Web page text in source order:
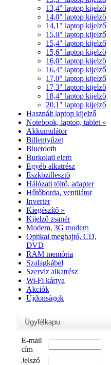
13,4" laptop kijelző
14,0" laptop kijelző
14,1" laptop kijelző
15,0" laptop kijelző
15,4" laptop kijelző
15,6" laptop kijelző
16,0" laptop kijelző
16,4" laptop kijelző
17,0" laptop kijelző
17,3" laptop kijelző
18,4" laptop kijelző
20,1" laptop kijelző
Használt laptop kijelző
Notebook, laptop, tablet »
Akkumulátor
Billentyűzet
Bluetooth
Burkolati elem
Egyéb alkatrész
Eszközillesztő
Hálózati töltő, adapter
Hűtőborda, ventilátor
Inverter
Kiegészítő »
Kijelző zsanér
Modem, 3G modem
Optikai meghajtó, CD,
DVD
RAM memória
Szalagkábel
Szerviz alkatrész
Wi-Fi kártya
Akciók
Újdonságok
E-mail
cím
Jelszó